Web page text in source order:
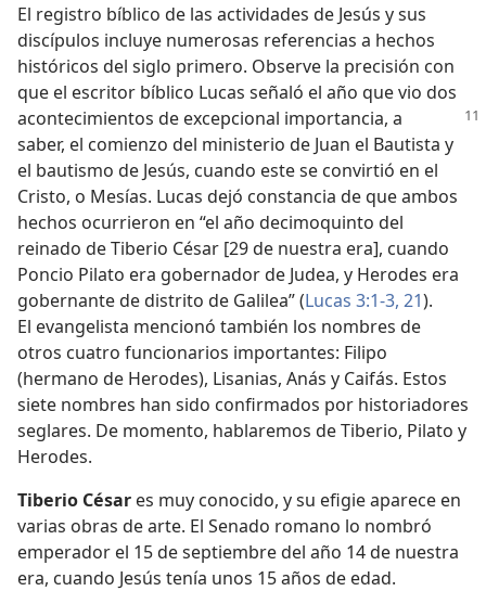
El registro bíblico de las actividades de Jesús y sus
discípulos incluye numerosas referencias a hechos
históricos del siglo primero. Observe la precisión con
que el escritor bíblico Lucas señaló el año que vio dos
acontecimientos de excepcional importancia, a
saber, el comienzo del ministerio de Juan el Bautista y
el bautismo de Jesús, cuando este se convirtió en el
Cristo, o Mesías. Lucas dejó constancia de que ambos
hechos ocurrieron en “el año decimoquinto del
reinado de Tiberio César [29 de nuestra era], cuando
Poncio Pilato era gobernador de Judea, y Herodes era
gobernante de distrito de Galilea” (Lucas 3:1-3, 21).
El evangelista mencionó también los nombres de
otros cuatro funcionarios importantes: Filipo
(hermano de Herodes), Lisanias, Anás y Caifás. Estos
siete nombres han sido confirmados por historiadores
seglares. De momento, hablaremos de Tiberio, Pilato y
Herodes.
Tiberio César es muy conocido, y su efigie aparece en
varias obras de arte. El Senado romano lo nombró
emperador el 15 de septiembre del año 14 de nuestra
era, cuando Jesús tenía unos 15 años de edad.